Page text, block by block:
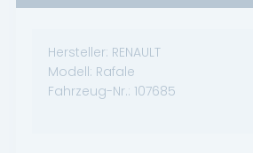
Hersteller: RENAULT
Modell: Rafale
Fahrzeug-Nr.: 107685